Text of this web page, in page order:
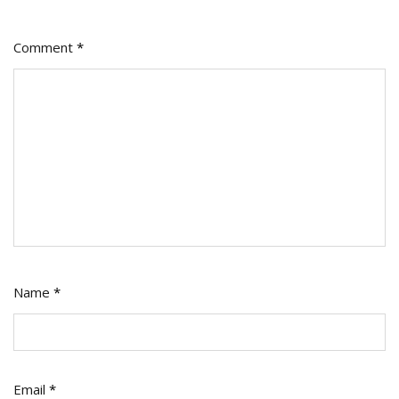
Comment *
Name *
Email *